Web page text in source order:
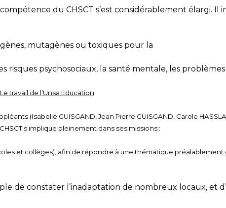
du CHSCT s’est considérablement
mutagènes ou toxiques pour la
risques psychosociaux, la santé mentale, les
travail de l’Unsa Education
(Isabelle GUISGAND, Jean Pierre GUISGAND, Carole
s’implique pleinement dans ses missions :
et collèges), afin de répondre à une thématique préalablement
de constater l’inadaptation de nombreux locaux,